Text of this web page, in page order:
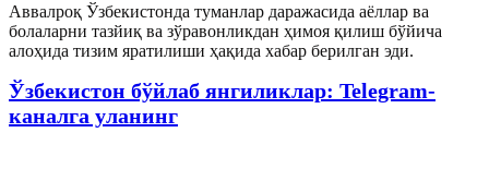
Аввалроқ Ўзбекистонда туманлар даражасида аёллар ва
болаларни тазйиқ ва зўравонликдан ҳимоя қилиш бўйича
алоҳида тизим яратилиши ҳақида хабар берилган эди.
Ўзбекистон бўйлаб янгиликлар: Telegram-
каналга уланинг